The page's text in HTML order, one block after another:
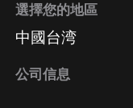
選擇您的地區
中國台湾
公司信息